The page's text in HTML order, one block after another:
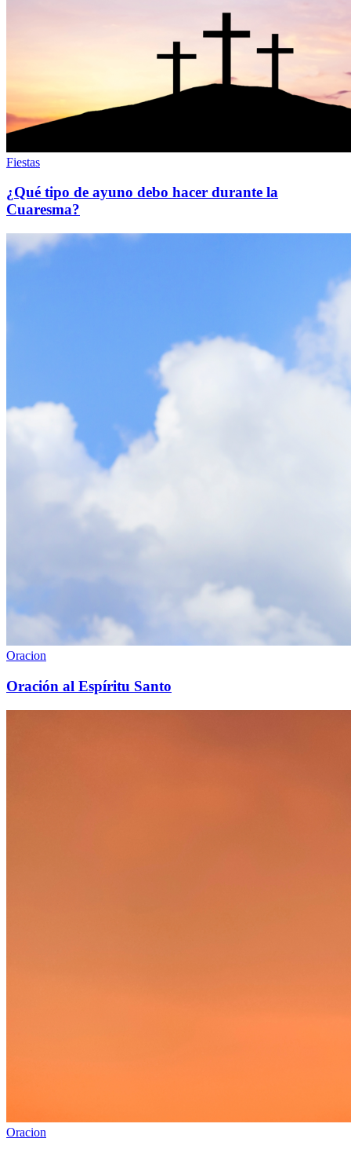
Fiestas
¿Qué tipo de ayuno debo hacer durante la
Cuaresma?
Oracion
Oración al Espíritu Santo
Oracion